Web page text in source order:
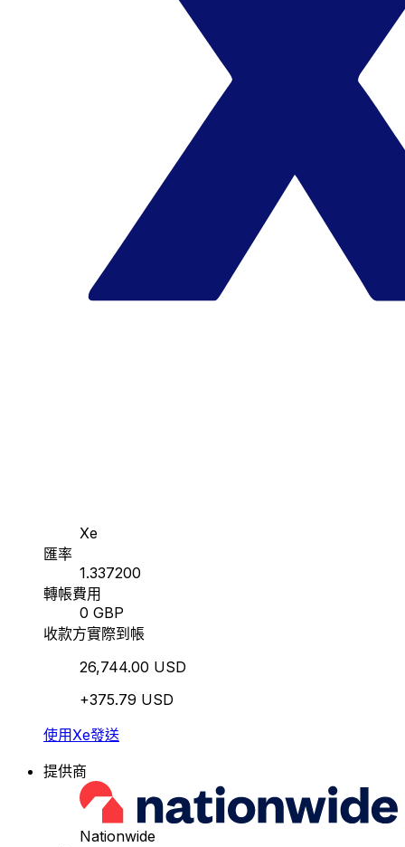
Xe
匯率
1.337200
轉帳費用
0 GBP
收款方實際到帳
26,744.00 USD
+375.79 USD
使用Xe發送
提供商
Nationwide